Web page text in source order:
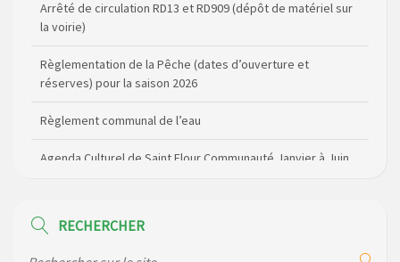
Règlementation de la Pêche (dates d’ouverture et
réserves) pour la saison 2026
Règlement communal de l’eau
Agenda Culturel de Saint Flour Communauté Janvier à Juin
Horaire des bus scolaires passant sur la commune
de la gendarmerie
RECHERCHER